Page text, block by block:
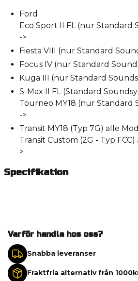
Ford
Eco Sport II FL (nur Standard
->
Fiesta VIII (nur Standard
Focus IV (nur Standard
Kuga III (nur Standard
S-Max II FL (Standard
Tourneo MY18 (nur Standard
->
Transit MY18 (Typ 7G) alle
Transit Custom (2G - Typ
>
Specifikation
Varför handla hos oss?
Snabba leveranser
Fraktfria alternativ från